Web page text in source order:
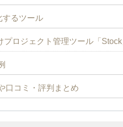
するツール
ロジェクト管理ツール「Stock
口コミ・評判まとめ